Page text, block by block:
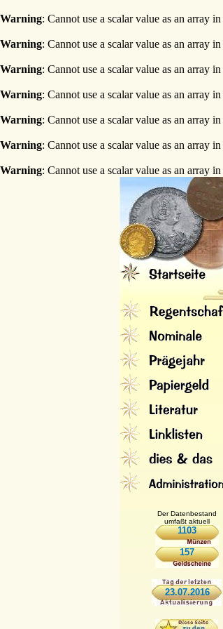
Warning: Cannot use a scalar value as an array in
Warning: Cannot use a scalar value as an array in
Warning: Cannot use a scalar value as an array in
Warning: Cannot use a scalar value as an array in
Warning: Cannot use a scalar value as an array in
Warning: Cannot use a scalar value as an array in
Warning: Cannot use a scalar value as an array in
Der Datenbestand
umfaßt aktuell
1103
157
23.07.2016